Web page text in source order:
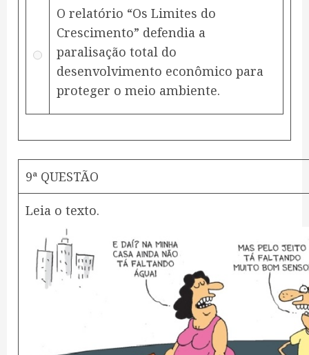
O relatório “Os Limites do
Crescimento” defendia a
paralisação total do
desenvolvimento econômico para
proteger o meio ambiente.
9ª QUESTÃO
Leia o texto.